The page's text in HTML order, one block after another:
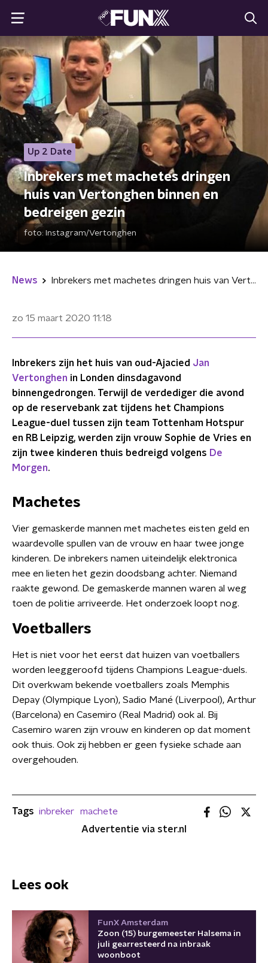
Up 2 Date
Inbrekers met machetes dringen
huis van Vertonghen binnen en
bedreigen gezin
foto: Instagram/Vertonghen
News Inbrekers met machetes dringen huis van Vertonghen binnen en bedreigen gezin
zo 15 maart 2020 11:18
Inbrekers zijn het huis van oud-Ajacied Jan
Vertonghen in Londen dinsdagavond
binnengedrongen. Terwijl de verdediger die avond
op de reservebank zat tijdens het Champions
League-duel tussen zijn team Tottenham Hotspur
en RB Leipzig, werden zijn vrouw Sophie de Vries en
zijn twee kinderen thuis bedreigd volgens De
Morgen.
Machetes
Vier gemaskerde mannen met machetes eisten geld en
waardevolle spullen van de vrouw en haar twee jonge
kinderen. De inbrekers namen uiteindelijk elektronica
mee en lieten het gezin doodsbang achter. Niemand
raakte gewond. De gemaskerde mannen waren al weg
toen de politie arriveerde. Het onderzoek loopt nog.
Voetballers
Het is niet voor het eerst dat huizen van voetballers
worden leeggeroofd tijdens Champions League-duels.
Dit overkwam bekende voetballers zoals Memphis
Depay (Olympique Lyon), Sadio Mané (Liverpool), Arthur
(Barcelona) en Casemiro (Real Madrid) ook al. Bij
Casemiro waren zijn vrouw en kinderen op dat moment
ook thuis. Ook zij hebben er geen fysieke schade aan
overgehouden.
Tags inbreker
machete
Advertentie via ster.nl
Lees ook
FunX Amsterdam
Zoon (15) burgemeester Halsema in
juli gearresteerd na inbraak
woonboot